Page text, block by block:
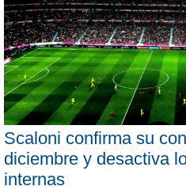
Scaloni confirma su
diciembre y desactiva
internas